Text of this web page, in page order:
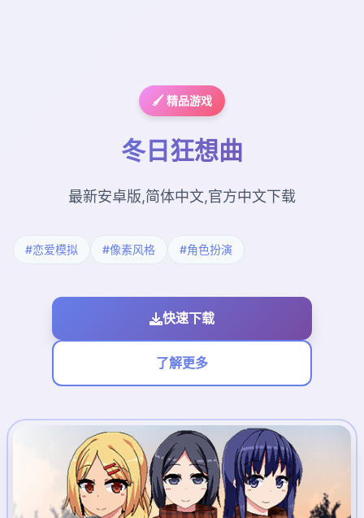
🖌️ 精品游戏
冬日狂想曲
最新安卓版,简体中文,官方中文下载
#恋爱模拟 #像素风格 #角色扮演
快速下载
了解更多